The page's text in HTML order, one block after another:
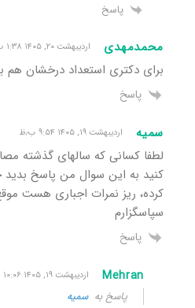
پاسخ
محمدمهدی اردیبهشت ۲۰, ۱۴۰۵ ۱:۳۸ ب٫ظ
برای دکتری استعداد درخشان هم
پاسخ
سمیه اردیبهشت ۱۹, ۱۴۰۵ ۹:۵۴ ب٫ظ
لطفا کسانی که سالهای گذشته
کنید به این سوال من پاسخ
کرده، ریز نمرات اجباری هست
سپاسگزارم
پاسخ
Mehran اردیبهشت ۱۹, ۱۴۰۵ ۱۰:۰۶ ب٫ظ
پاسخ بهسمیه